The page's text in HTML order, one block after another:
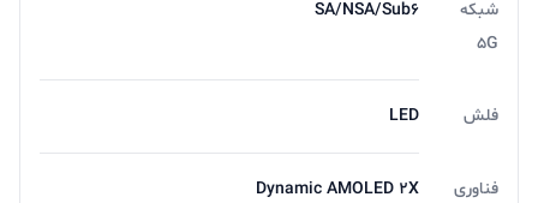
شبکه
5G
SA/NSA/Sub۶
فلش LED
فناوری
Dynamic AMOLED ۲X